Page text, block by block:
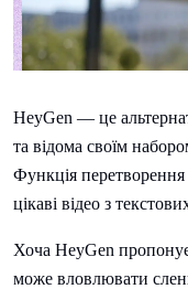
HeyGen — це
та відома своїм
Функція перетворення
цікаві відео з
Хоча HeyGen
може вловлювати